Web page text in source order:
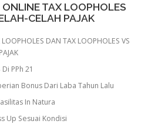
TAX LOOPHOLES
CELAH PAJAK
DAN TAX LOOPHOLES VS
PPh 21
Bonus Dari Laba Tahun Lalu
In Natura
Up Sesuai Kondisi